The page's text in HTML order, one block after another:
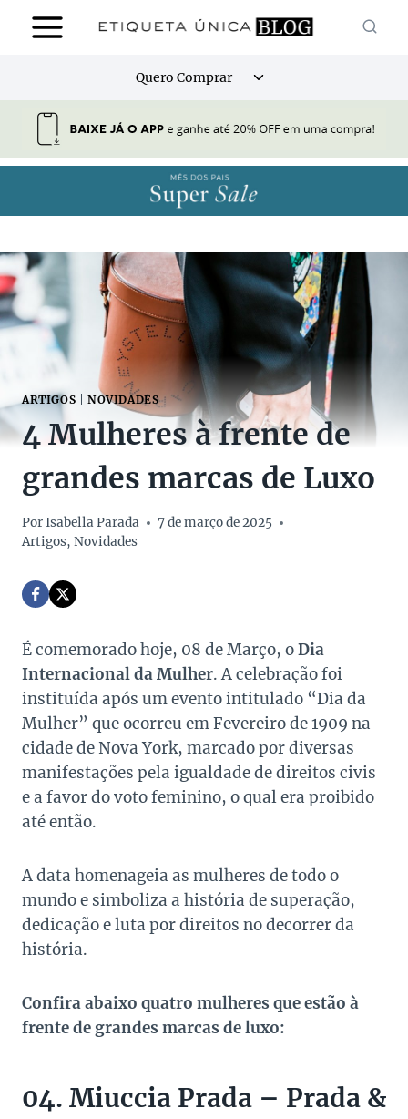
para
Quero Comprar
Alternar
ARTIGOS NOVIDADES
4 Mulheres à frente de
grandes marcas de Luxo
PorIsabella Parada
7 de março de 2025
Artigos, Novidades
É comemorado hoje, 08 de Março, oDia
Internacional da Mulher. A celebração foi
instituída após um evento intitulado “Dia da
Mulher” que ocorreu em Fevereiro de 1909 na
cidade de Nova York, marcado por diversas
manifestações pela igualdade de direitos civis
e a favor do voto feminino, o qual era proibido
até então.
A data homenageia as mulheres de todo o
mundo e simboliza a história de superação,
dedicação e luta por direitos no decorrer da
história.
Confira abaixo quatro mulheres que estão à
frente de grandes marcas de luxo:
04. Miuccia Prada – Prada &